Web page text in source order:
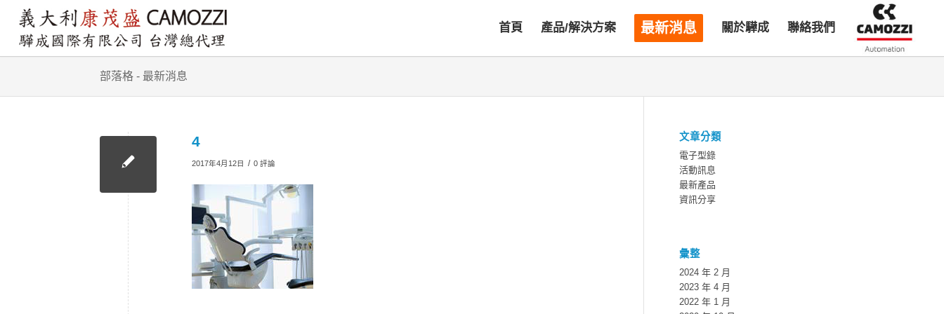
首頁 產品/解決方案 最新消息 關於驊成 聯絡我們
部落格 - 最新消息
4
2017年4月12日 / 0 評論
文章分類
電子型錄
活動訊息
最新產品
資訊分享
彙整
2024 年 2 月
2023 年 4 月
2022 年 1 月